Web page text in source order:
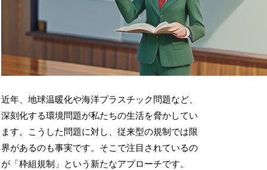
近年、地球温暖化や海洋プラスチック問題など、
深刻化する環境問題が私たちの生活を脅かしてい
ます。こうした問題に対し、従来型の規制では限
界があるのも事実です。そこで注目されているの
が「枠組規制」という新たなアプローチです。